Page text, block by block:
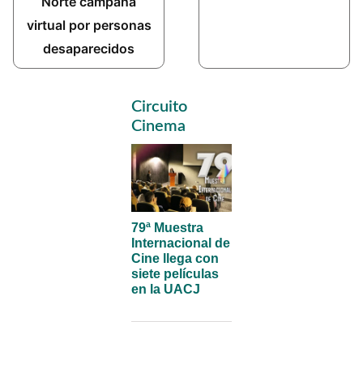
virtual por personas
desaparecidos
Primary
Sidebar
Circuito
Cinema
79ª Muestra
Internacional de
Cine llega con
siete películas
en la UACJ